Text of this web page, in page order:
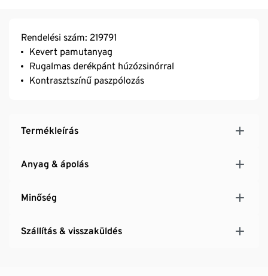
Rendelési szám: 219791
Kevert pamutanyag
Rugalmas derékpánt húzózsinórral
Kontrasztszínű paszpólozás
Termékleírás
Anyag & ápolás
Minőség
Szállítás & visszaküldés